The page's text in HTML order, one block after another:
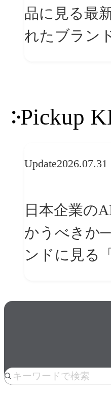
品に見る最新ト
れたブラン
Pickup
Update2026.07.31
日本企業の
かうべきか
ンドに見る
人気の